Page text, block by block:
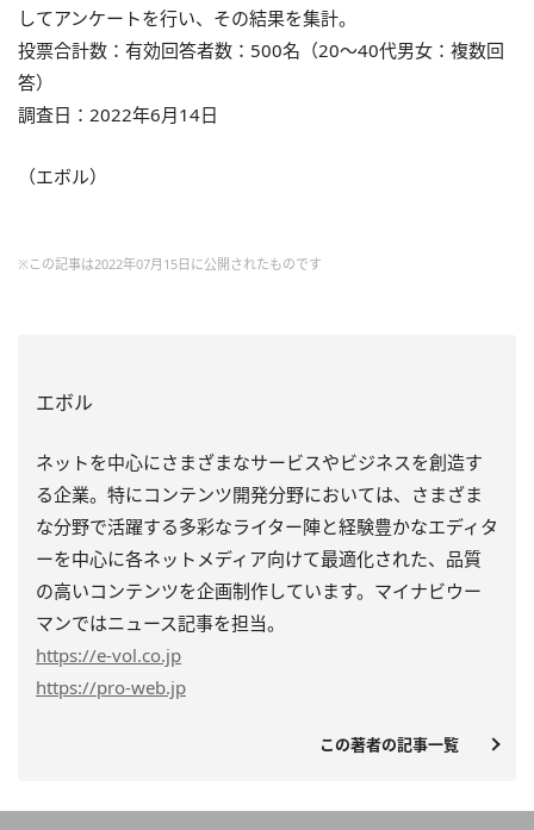
してアンケートを行い、その結果を集計。
投票合計数：有効回答者数：500名（20～40代男女：複数回
答）
調査日：2022年6月14日
（エボル）
※この記事は2022年07月15日に公開されたものです
エボル
ネットを中心にさまざまなサービスやビジネスを創造す
る企業。特にコンテンツ開発分野においては、さまざま
な分野で活躍する多彩なライター陣と経験豊かなエディタ
ーを中心に各ネットメディア向けて最適化された、品質
の高いコンテンツを企画制作しています。マイナビウー
マンではニュース記事を担当。
https://e-vol.co.jp
https://pro-web.jp
この著者の記事一覧